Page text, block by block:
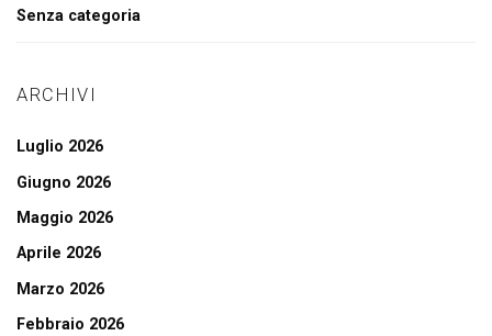
Senza categoria
ARCHIVI
Luglio 2026
Giugno 2026
Maggio 2026
Aprile 2026
Marzo 2026
Febbraio 2026